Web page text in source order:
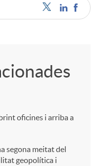
oficines i arriba a
segona meitat del
geopolítica i